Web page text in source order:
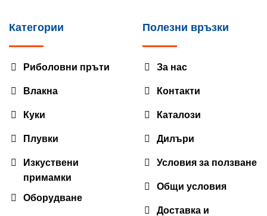
Категории
Риболовни пръти
Влакна
Куки
Плувки
Изкуствени
примамки
Оборудване
Полезни връзки
За нас
Контакти
Каталози
Дилъри
Условия за ползване
Общи условия
Доставка и